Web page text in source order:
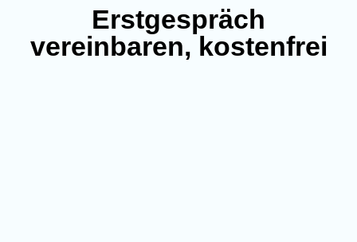
Erstgespräch
vereinbaren, kostenfrei